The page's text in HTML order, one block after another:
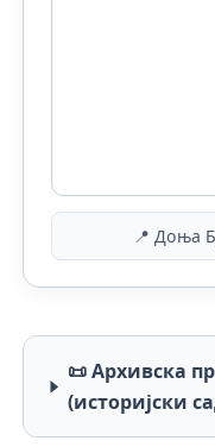
📍 Доња
📜 Архивска
(историјски